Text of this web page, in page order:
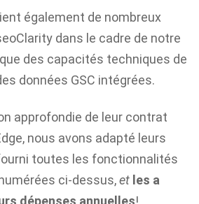
également de nombreux
dans le cadre de notre
des capacités techniques de
données GSC intégrées.
approfondie de leur contrat
nous avons adapté leurs
toutes les fonctionnalités
ci-dessus,et les a
dépenses annuelles!